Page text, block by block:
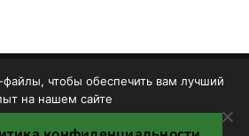
2025
конфиденциальности
чтобы обеспечить вам лучший
на нашем сайте